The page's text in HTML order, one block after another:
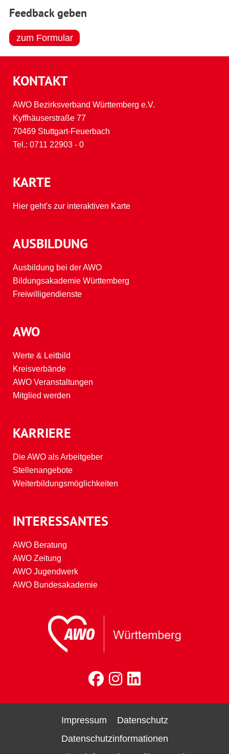
Feedback geben
zum Formular
AUSBILDUNG
Ausbildung bei der AWO
Bildungsakademie Württemberg
Freiwilligendienste
AWO
Werte & Leitbild
Kreisverbände
AWO Veranstaltungen
Mitglied werden
KONTAKT
AWO Bezirksverband Württemberg e.V.
Kyffhäuserstraße 77
70469 Stuttgart-Feuerbach
Tel.: 0711 22903 - 0
KARRIERE
Die AWO als Arbeitgeber
Stellenangebote
Weiterbildungsmöglichkeiten
INTERESSANTES
AWO Beratung
AWO Zeitung
AWO Jugendwerk
AWO Bundesakademie
KARTE
Hier geht's zur interaktiven Karte
Impressum
Datenschutz
Datenschutzinformationen